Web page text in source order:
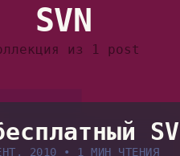
SVN
из 1 post
2010 • 1 МИН ЧТЕНИЯ